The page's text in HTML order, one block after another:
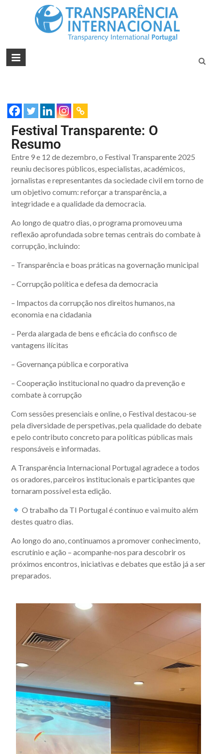
Festival Transparente: O
Resumo
Entre 9 e 12 de dezembro, o Festival Transparente 2025
reuniu decisores públicos, especialistas, académicos,
jornalistas e representantes da sociedade civil em torno de
um objetivo comum: reforçar a transparência, a
integridade e a qualidade da democracia.
Ao longo de quatro dias, o programa promoveu uma
reflexão aprofundada sobre temas centrais do combate à
corrupção, incluindo:
– Transparência e boas práticas na governação municipal
– Corrupção política e defesa da democracia
– Impactos da corrupção nos direitos humanos, na
economia e na cidadania
– Perda alargada de bens e eficácia do confisco de
vantagens ilícitas
– Governança pública e corporativa
– Cooperação institucional no quadro da prevenção e
combate à corrupção
Com sessões presenciais e online, o Festival destacou-se
pela diversidade de perspetivas, pela qualidade do debate
e pelo contributo concreto para políticas públicas mais
responsáveis e informadas.
A Transparência Internacional Portugal agradece a todos
os oradores, parceiros institucionais e participantes que
tornaram possível esta edição.
O trabalho da TI Portugal é contínuo e vai muito além
destes quatro dias.
Ao longo do ano, continuamos a promover conhecimento,
escrutínio e ação – acompanhe-nos para descobrir os
próximos encontros, iniciativas e debates que estão já a ser
preparados.